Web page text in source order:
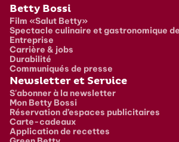
Pied de page
Betty Bossi
Film «Salut Betty»
Spectacle culinaire et gastronomique
Entreprise
Carrière & jobs
Durabilité
Communiqués de presse
Newsletter et Service
S'abonner à la newsletter
Mon Betty Bossi
Réservation d’espaces publicitaires
Carte-cadeaux
Application de recettes